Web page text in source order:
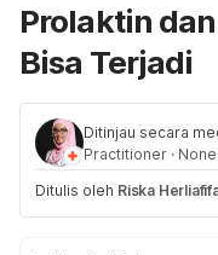
Prolaktin
Bisa Terjadi
Ditinjau secara
Practitioner · None
Ditulis oleh Riska